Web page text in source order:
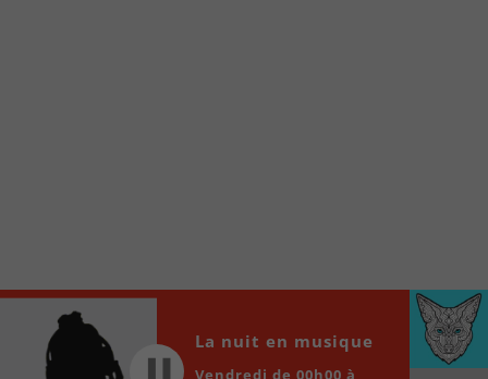
locale vous sont maintenant accessibles en un clic!
Audio
Player
00:00 00:00
La nuit en musique
Vendredi de 00h00 à